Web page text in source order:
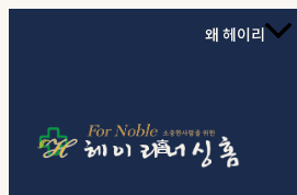
홈
왜 헤이리